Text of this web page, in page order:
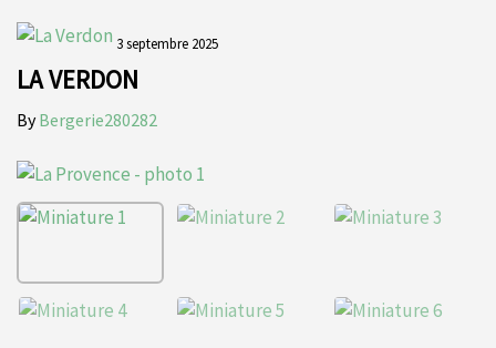
3 septembre 2025
LA VERDON
ByBergerie280282